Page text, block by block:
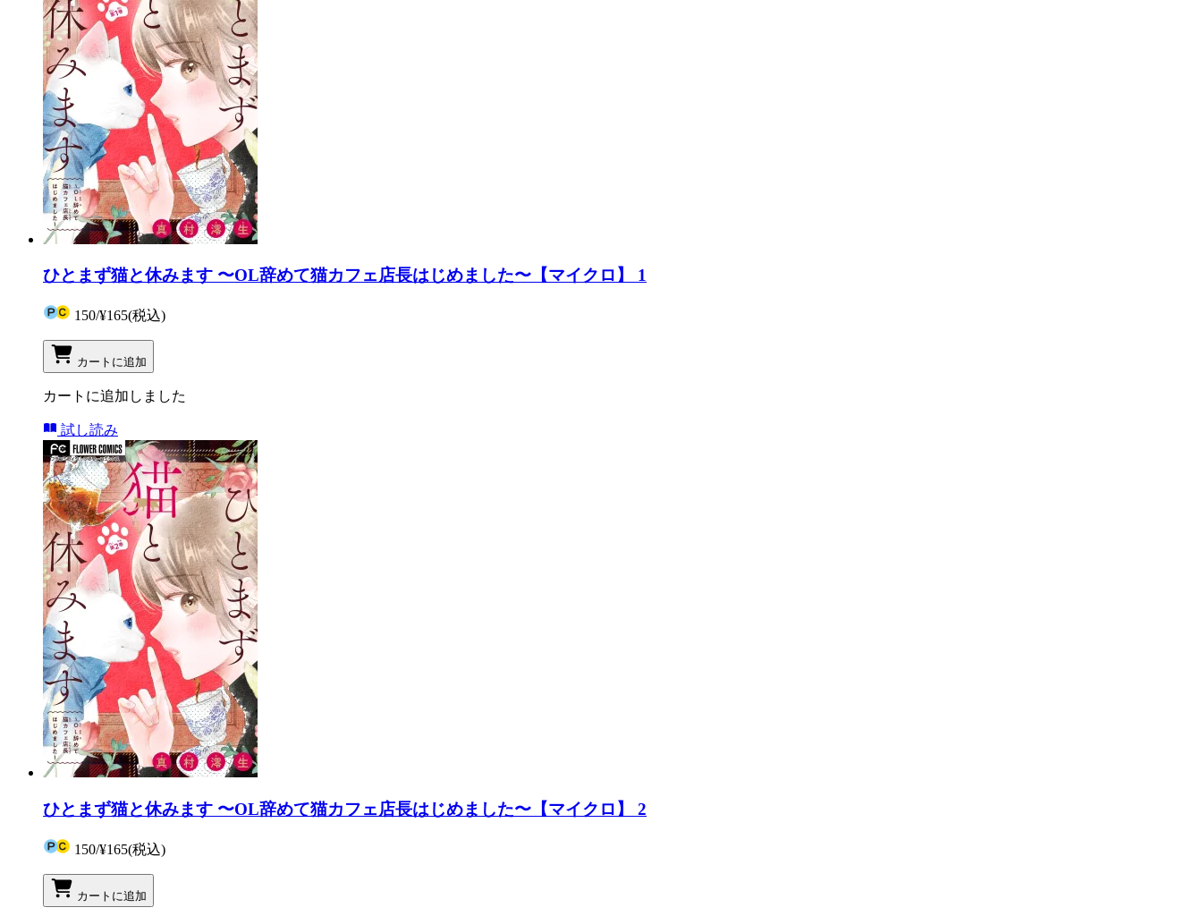
ひとまず猫と休みます 〜OL辞めて猫カフェ店長はじめました〜【マイクロ】 1
150/¥165(税込)
カートに追加
カートに追加しました
試し読み
ひとまず猫と休みます 〜OL辞めて猫カフェ店長はじめました〜【マイクロ】 2
150/¥165(税込)
カートに追加